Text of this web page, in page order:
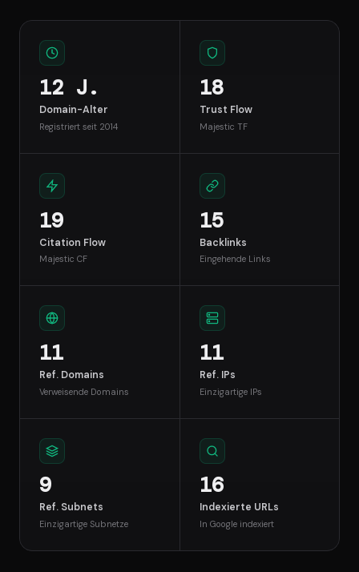
12 J.
Domain-Alter
Registriert seit 2014
18
Trust Flow
Majestic TF
19
Citation Flow
Majestic CF
15
Backlinks
Eingehende Links
11
Ref. Domains
Verweisende Domains
11
Ref. IPs
Einzigartige IPs
9
Ref. Subnets
Einzigartige Subnetze
16
Indexierte URLs
In Google indexiert